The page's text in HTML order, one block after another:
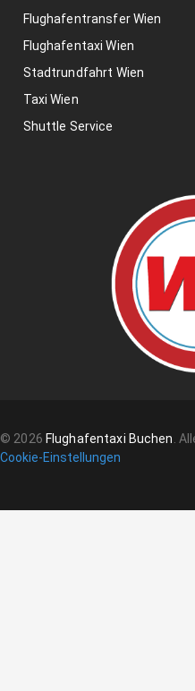
Flughafentransfer Wien
Flughafentaxi Wien
Stadtrundfahrt Wien
Taxi Wien
Shuttle Service
© 2026 Flughafentaxi Buchen.
Cookie-Einstellungen